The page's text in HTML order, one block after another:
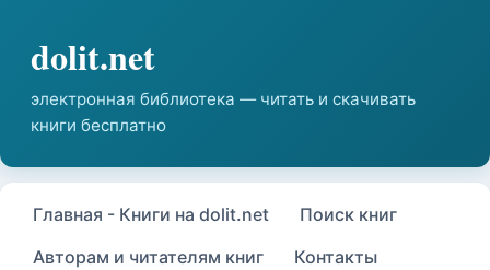
Главная - Книги на dolit.net
Поиск книг
Авторам и читателям книг
Контакты